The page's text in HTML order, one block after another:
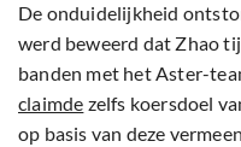
De onduidelijkheid
werd beweerd dat Zhao
banden met het Aster-
claimde zelfs koersdoel
op basis van deze